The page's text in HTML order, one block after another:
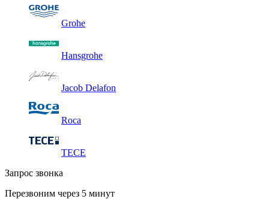
Grohe
Hansgrohe
Jacob Delafon
Roca
TECE
Запрос звонка
Перезвоним через 5 минут